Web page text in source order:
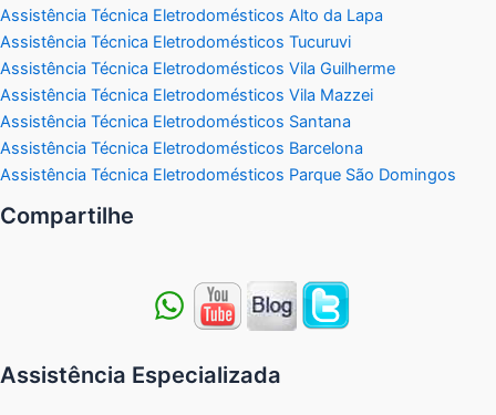
Assistência Técnica Eletrodomésticos Alto da Lapa
Assistência Técnica Eletrodomésticos Tucuruvi
Assistência Técnica Eletrodomésticos Vila Guilherme
Assistência Técnica Eletrodomésticos Vila Mazzei
Assistência Técnica Eletrodomésticos Santana
Assistência Técnica Eletrodomésticos Barcelona
Assistência Técnica Eletrodomésticos Parque São Domingos
Compartilhe
Assistência Especializada